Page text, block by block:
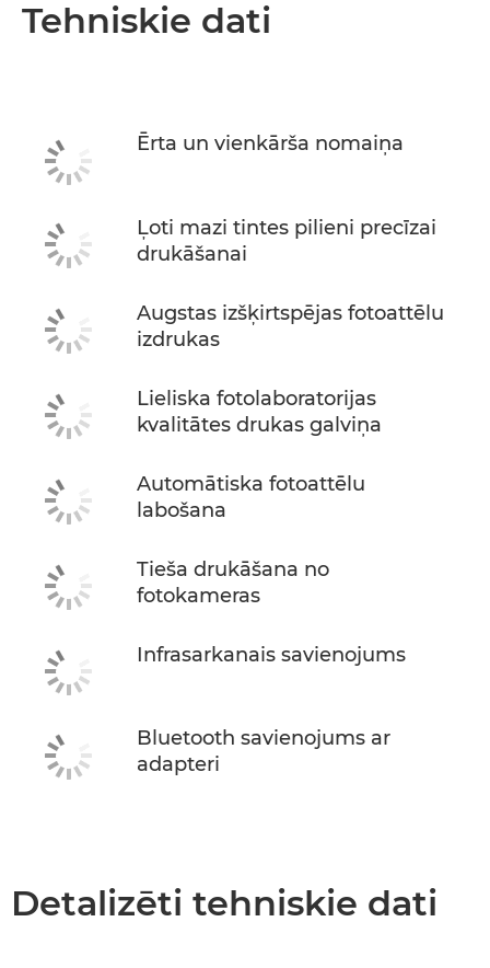
Tehniskie dati
Ērta un vienkārša nomaiņa
Ļoti mazi tintes pilieni precīzai
drukāšanai
Augstas izšķirtspējas fotoattēlu
izdrukas
Lieliska fotolaboratorijas
kvalitātes drukas galviņa
Automātiska fotoattēlu
labošana
Tieša drukāšana no
fotokameras
Infrasarkanais savienojums
Bluetooth savienojums ar
adapteri
Detalizēti tehniskie dati